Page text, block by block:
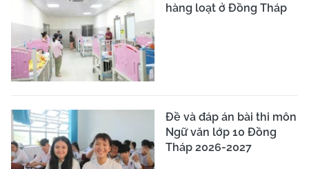
hàng loạt ở Đồng Tháp
Đề và đáp án bài thi môn
Ngữ văn lớp 10 Đồng
Tháp 2026-2027